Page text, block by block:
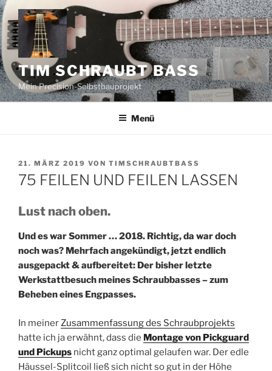
Zum
Inhalt
springen
TIM SCHRAUBT BASS
Mein Precision-Selbstbauprojekt
Menü
VERÖFFENTLICHT
AM
21. MÄRZ 2019 VON TIMSCHRAUBTBASS
75 FEILEN UND FEILEN LASSEN
Lust nach oben.
Und es war Sommer … 2018. Richtig, da war doch
noch was? Mehrfach angekündigt, jetzt endlich
ausgepackt & aufbereitet: Der bisher letzte
Werkstattbesuch meines Schraubbasses – zum
Beheben eines Engpasses.
In meinerZusammenfassung des Schraubprojekts
hatte ich ja erwähnt, dass die Montage von Pickguard
und Pickups nicht ganz optimal gelaufen war. Der edle
Häussel-Splitcoil ließ sich nicht so gut in der Höhe